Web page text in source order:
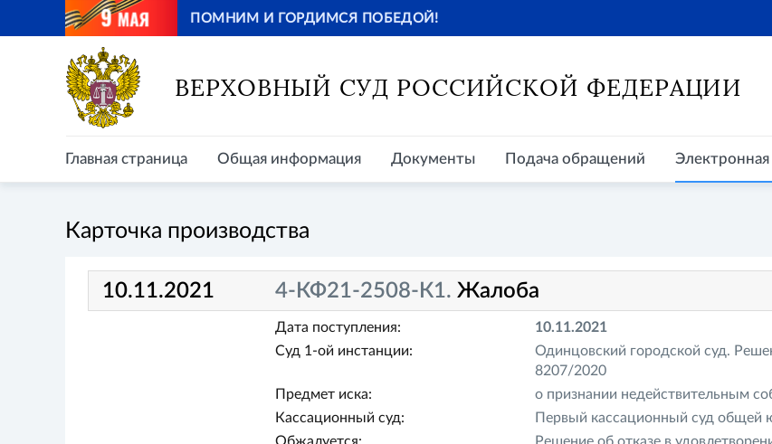
ПОМНИМ И ГОРДИМСЯ ПОБЕДОЙ!
Главная страница
ВЕРХОВНЫЙ СУД РОССИЙСКОЙ ФЕДЕРАЦИИ
Главная страница Общая информация Документы Подача обращений Электронная
Карточка производства
10.11.2021 4-КФ21-2508-К1. Жалоба
Дата поступления:
10.11.2021
Суд 1-ой инстанции:
Одинцовский городской суд.
8207/2020
Предмет иска:
о признании недействительным
Кассационный суд:
Первый кассационный суд общей